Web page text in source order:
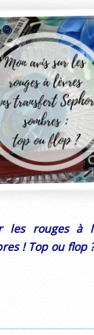
les rouges à
! Top ou flop ?